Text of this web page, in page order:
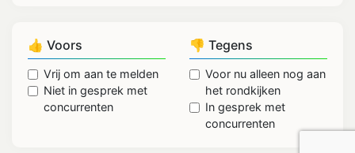
👍 Voors
Vrij om aan te melden
Niet in gesprek met
concurrenten
👎 Tegens
Voor nu alleen nog aan
het rondkijken
In gesprek met
concurrenten